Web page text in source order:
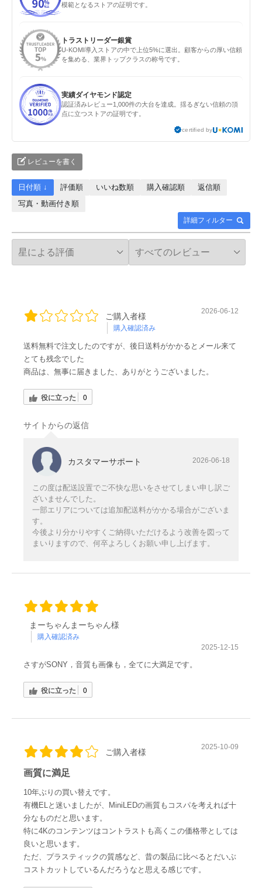
模範となるストアの証明です。
トラストリーダー銀賞
U-KOMI導入ストアの中で上位5%に選出。顧客からの厚い信頼
を集める、業界トップクラスの称号です。
実績ダイヤモンド認定
認証済みレビュー1,000件の大台を達成。揺るぎない信頼の頂
点に立つストアの証明です。
certified by
レビューを書く
詳細フィルター
日付順 ↓ 評価順 いいね数順 購入確認順
返信順
写真・動画付き順
ご購入者様
購入確認済み
2026-06-12
送料無料で注文したのですが、後日送料がかかるとメール来て
とても残念でした
商品は、無事に届きました、ありがとうございました。
役に立った 0
サイトからの返信
カスタマーサポート 2026-06-18
この度は配送設置でご不快な思いをさせてしまい申し訳ご
ざいませんでした。
一部エリアについては追加配送料がかかる場合がございま
す。
今後より分かりやすくご納得いただけるよう改善を図って
まいりますので、何卒よろしくお願い申し上げます。
まーちゃんまーちゃん様
購入確認済み
2025-12-15
さすがSONY，音質も画像も，全てに大満足です。
役に立った 0
ご購入者様
2025-10-09
画質に満足
10年ぶりの買い替えです。
有機ELと迷いましたが、MiniLEDの画質もコスパを考えれば十
分なものだと思います。
特に4Kのコンテンツはコントラストも高くこの価格帯としては
良いと思います。
ただ、プラスティックの質感など、昔の製品に比べるとだいぶ
コストカットしているんだろうなと思える感じです。